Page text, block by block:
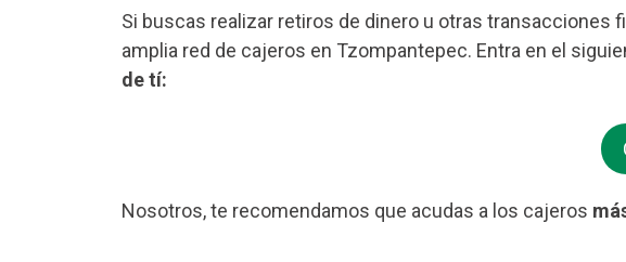
Si buscas realizar retiros de dinero u otras transacciones
amplia red de cajeros en Tzompantepec. Entra en el
de tí:
Nosotros, te recomendamos que acudas a los cajeros